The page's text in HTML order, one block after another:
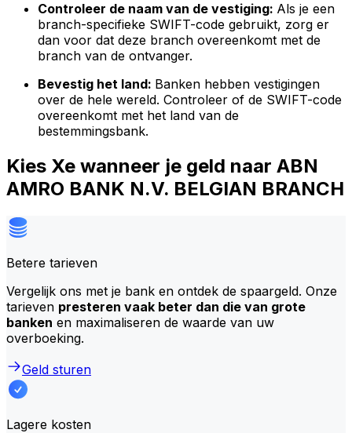
Controleer de naam van de vestiging: Als je een
branch-specifieke SWIFT-code gebruikt, zorg er
dan voor dat deze branch overeenkomt met de
branch van de ontvanger.
Bevestig het land: Banken hebben vestigingen
over de hele wereld. Controleer of de SWIFT-code
overeenkomt met het land van de
bestemmingsbank.
Kies Xe wanneer je geld naar ABN
AMRO BANK N.V. BELGIAN BRANCH
Betere tarieven
Vergelijk ons met je bank en ontdek de spaargeld. Onze
tarieven presteren vaak beter dan die van grote
banken en maximaliseren de waarde van uw
overboeking.
Geld sturen
Lagere kosten